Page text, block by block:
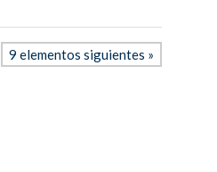
9 elementos siguientes »